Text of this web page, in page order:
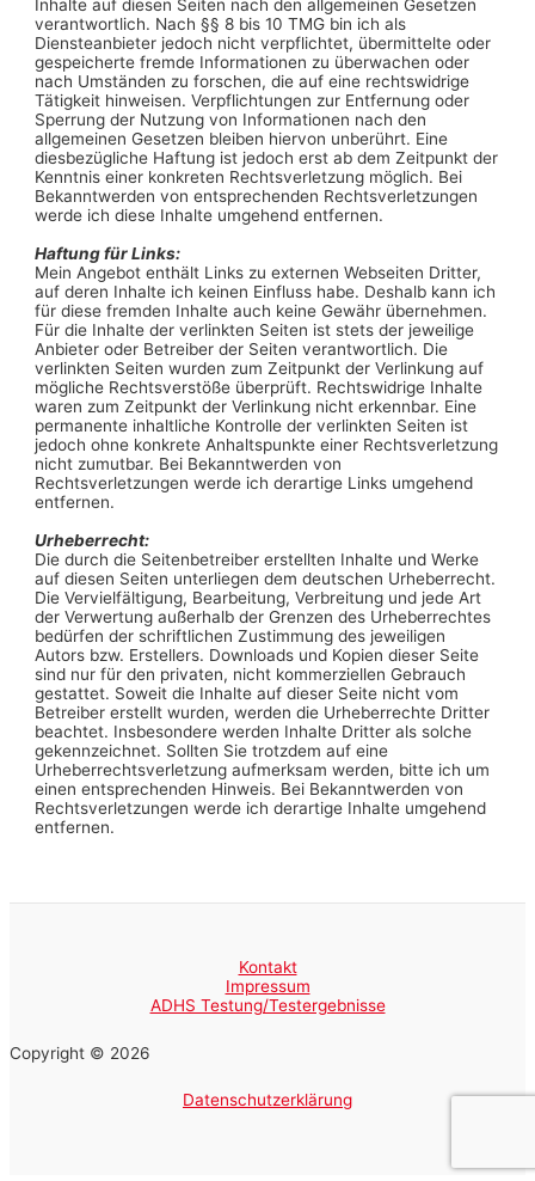
Inhalte auf diesen Seiten nach den allgemeinen Gesetzen
verantwortlich. Nach §§ 8 bis 10 TMG bin ich als
Diensteanbieter jedoch nicht verpflichtet, übermittelte oder
gespeicherte fremde Informationen zu überwachen oder
nach Umständen zu forschen, die auf eine rechtswidrige
Tätigkeit hinweisen. Verpflichtungen zur Entfernung oder
Sperrung der Nutzung von Informationen nach den
allgemeinen Gesetzen bleiben hiervon unberührt. Eine
diesbezügliche Haftung ist jedoch erst ab dem Zeitpunkt der
Kenntnis einer konkreten Rechtsverletzung möglich. Bei
Bekanntwerden von entsprechenden Rechtsverletzungen
werde ich diese Inhalte umgehend entfernen.
Haftung für Links:
Mein Angebot enthält Links zu externen Webseiten Dritter,
auf deren Inhalte ich keinen Einfluss habe. Deshalb kann ich
für diese fremden Inhalte auch keine Gewähr übernehmen.
Für die Inhalte der verlinkten Seiten ist stets der jeweilige
Anbieter oder Betreiber der Seiten verantwortlich. Die
verlinkten Seiten wurden zum Zeitpunkt der Verlinkung auf
mögliche Rechtsverstöße überprüft. Rechtswidrige Inhalte
waren zum Zeitpunkt der Verlinkung nicht erkennbar. Eine
permanente inhaltliche Kontrolle der verlinkten Seiten ist
jedoch ohne konkrete Anhaltspunkte einer Rechtsverletzung
nicht zumutbar. Bei Bekanntwerden von
Rechtsverletzungen werde ich derartige Links umgehend
entfernen.
Urheberrecht:
Die durch die Seitenbetreiber erstellten Inhalte und Werke
auf diesen Seiten unterliegen dem deutschen Urheberrecht.
Die Vervielfältigung, Bearbeitung, Verbreitung und jede Art
der Verwertung außerhalb der Grenzen des Urheberrechtes
bedürfen der schriftlichen Zustimmung des jeweiligen
Autors bzw. Erstellers. Downloads und Kopien dieser Seite
sind nur für den privaten, nicht kommerziellen Gebrauch
gestattet. Soweit die Inhalte auf dieser Seite nicht vom
Betreiber erstellt wurden, werden die Urheberrechte Dritter
beachtet. Insbesondere werden Inhalte Dritter als solche
gekennzeichnet. Sollten Sie trotzdem auf eine
Urheberrechtsverletzung aufmerksam werden, bitte ich um
einen entsprechenden Hinweis. Bei Bekanntwerden von
Rechtsverletzungen werde ich derartige Inhalte umgehend
entfernen.
Kontakt
Impressum
ADHS Testung/Testergebnisse
Copyright © 2026
Datenschutzerklärung